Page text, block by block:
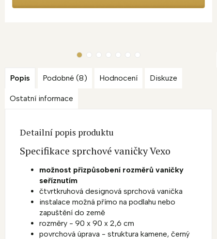
Popis Podobné (8) Hodnocení Diskuze
Ostatní informace
Detailní popis produktu
Specifikace sprchové vaničky Vexo
možnost přizpůsobení rozměrů vaničky
seříznutím
čtvrtkruhová designová sprchová vanička
instalace možná přímo na podlahu nebo
zapuštění do země
rozměry - 90 x 90 x 2,6 cm
povrchová úprava - struktura kamene, černý